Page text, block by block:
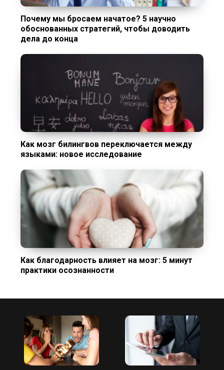
Почему мы бросаем начатое? 5 научно
обоснованных стратегий, чтобы доводить
дела до конца
Как мозг билингвов переключается между
языками: новое исследование
Как благодарность влияет на мозг: 5 минут
практики осознанности